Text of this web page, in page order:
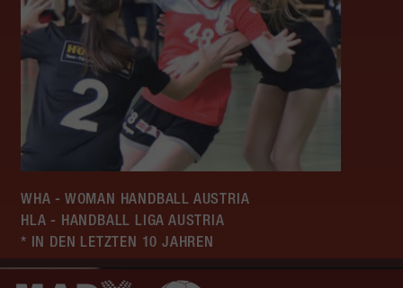
WHA - WOMAN HANDBALL AUSTRIA
HLA - HANDBALL LIGA AUSTRIA
* IN DEN LETZTEN 10 JAHREN